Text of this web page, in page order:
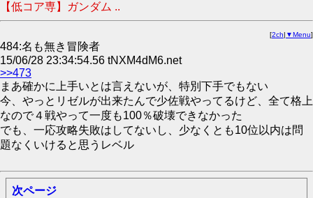
【低コア専】ガンダム ..
[2ch| ▼Menu]
484:名も無き冒険者
15/06/28 23:34:54.56 tNXM4dM6.net
>>473
まあ確かに上手いとは言えないが、特別下手でもない
今、やっとリゼルが出来たんで少佐戦やってるけど、全て格上
なので４戦やって一度も100％破壊できなかった
でも、一応攻略失敗はしてないし、少なくとも10位以内は問
題なくいけると思うレベル
次ページ